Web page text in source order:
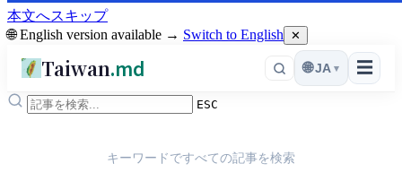
本文へスキップ
🌐 English version available → Switch to English ✕
Taiwan.md ☰
🌐 JA ▾
ESC
キーワードですべての記事を検索